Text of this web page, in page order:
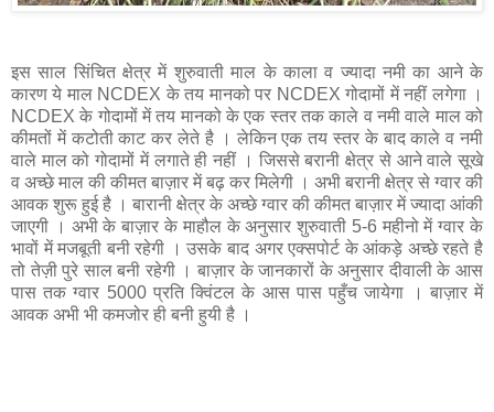
इस साल सिंचित क्षेत्र में शुरुवाती माल के काला व ज्यादा नमी का आने के
कारण ये माल NCDEX के तय मानको पर NCDEX गोदामों में नहीं लगेगा ।
NCDEX के गोदामों में तय मानको के एक स्तर तक काले व नमी वाले माल को
कीमतों में कटोती काट कर लेते है । लेकिन एक तय स्तर के बाद काले व नमी
वाले माल को गोदामों में लगाते ही नहीं । जिससे बरानी क्षेत्र से आने वाले सूखे
व अच्छे माल की कीमत बाज़ार में बढ़ कर मिलेगी । अभी बरानी क्षेत्र से ग्वार की
आवक शुरू हुई है । बारानी क्षेत्र के अच्छे ग्वार की कीमत बाज़ार में ज्यादा आंकी
जाएगी । अभी के बाज़ार के माहौल के अनुसार शुरुवाती 5-6 महीनो में ग्वार के
भावों में मजबूती बनी रहेगी । उसके बाद अगर एक्सपोर्ट के आंकड़े अच्छे रहते है
तो तेज़ी पुरे साल बनी रहेगी । बाज़ार के जानकारों के अनुसार दीवाली के आस
पास तक ग्वार 5000 प्रति क्विंटल के आस पास पहुँच जायेगा । बाज़ार में
आवक अभी भी कमजोर ही बनी हुयी है ।